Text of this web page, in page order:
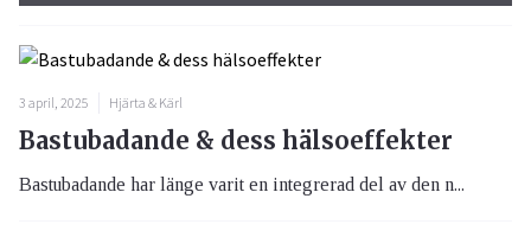
3 april, 2025 Hjärta & Kärl
Bastubadande & dess hälsoeffekter
Bastubadande har länge varit en integrerad del av den n...